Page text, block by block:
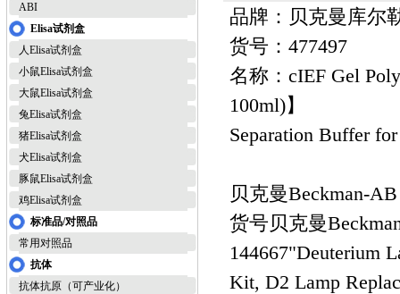
ABI
Elisa试剂盒
人Elisa试剂盒
小鼠Elisa试剂盒
大鼠Elisa试剂盒
兔Elisa试剂盒
猪Elisa试剂盒
犬Elisa试剂盒
豚鼠Elisa试剂盒
鸡Elisa试剂盒
标准品/对照品
常用对照品
抗体
抗体抗原（可产业化）
品牌：贝克曼库尔
货号：477497
名称：cIEF Gel
100ml)】
Separation Buffer
贝克曼Beckman-
货号贝克曼
144667"Deuterium
Kit, D2 Lamp